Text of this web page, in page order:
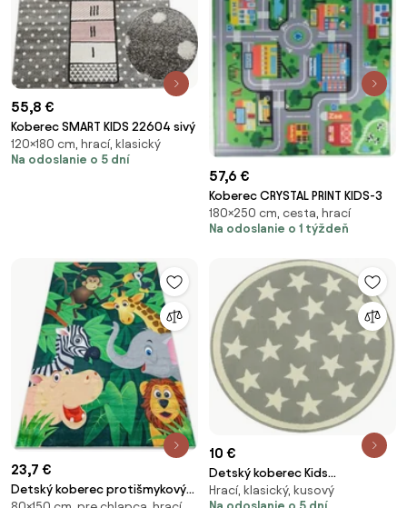
55,8 €
Koberec SMART KIDS 22604 sivý
120×180 cm, hrací, klasický
Na odoslanie o 5 dní
57,6 €
Koberec CRYSTAL PRINT KIDS-3
180×250 cm, cesta, hrací
Na odoslanie o 1 týždeň
23,7 €
Detský koberec protišmykový
10 €
Detský koberec Kids
533909/89933 hviezdičky,
Hrací, klasický, kusový